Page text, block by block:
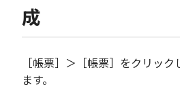
成
［帳票］＞［帳票］をクリック
ます。